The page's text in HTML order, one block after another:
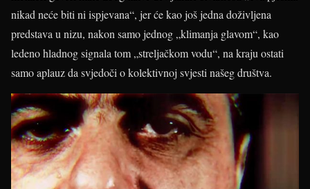
nikad neće biti ni ispjevana“, jer će kao još jedna doživljena
predstava u nizu, nakon samo jednog „klimanja glavom“, kao
ledeno hladnog signala tom „streljačkom vodu“, na kraju ostati
samo aplauz da svjedoči o kolektivnoj svjesti našeg društva.